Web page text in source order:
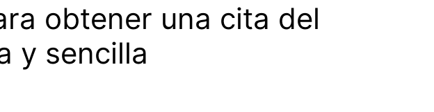
obtener una cita del
y sencilla